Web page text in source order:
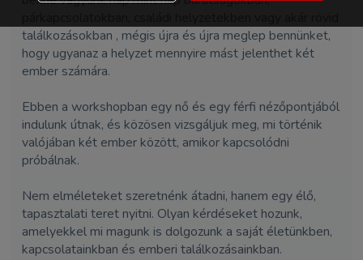
találkozásokban , mégis újra és újra meglep bennünket,
hogy ugyanaz a helyzet mennyire mást jelenthet két
ember számára.
Ebben a workshopban egy nő és egy férfi nézőpontjából
indulunk útnak, és közösen vizsgáljuk meg, mi történik
valójában két ember között, amikor kapcsolódni
próbálnak.
Nem elméleteket szeretnénk átadni, hanem egy élő,
tapasztalati teret nyitni. Olyan kérdéseket hozunk,
amelyekkel mi magunk is dolgozunk a saját életünkben,
kapcsolatainkban és emberi találkozásainkban.